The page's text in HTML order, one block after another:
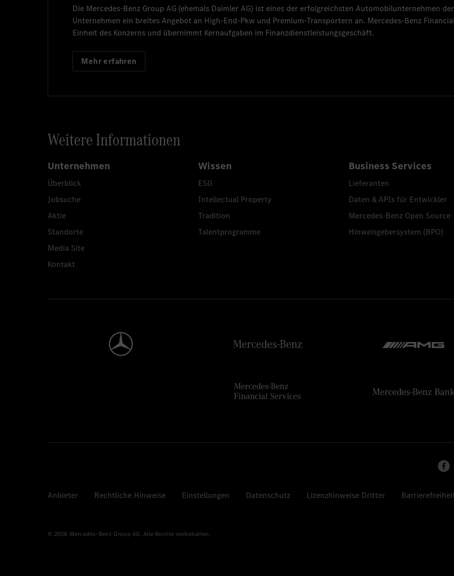
Die Mercedes-Benz Group AG (ehemals Daimler AG) ist eines der erfolgreichsten Automobilunternehmen
Unternehmen ein breites Angebot an High-End-Pkw und Premium-Transportern an. Mercedes-Benz
Einheit des Konzerns und übernimmt Kernaufgaben im Finanzdienstleistungsgeschäft.
Mehr erfahren
Weitere Informationen
Unternehmen
Überblick
Jobsuche
Aktie
Standorte
Media Site
Kontakt
Wissen
ESG
Intellectual Property
Tradition
Talentprogramme
Business Services
Lieferanten
Daten & APIs für Entwickler
Mercedes-Benz Open Source
Hinweisgebersystem (BPO)
Anbieter Rechtliche Hinweise Einstellungen Datenschutz Lizenzhinweise Dritter
© 2026 Mercedes-Benz Group AG. Alle Rechte vorbehalten.